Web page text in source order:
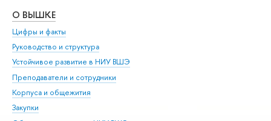
О ВЫШКЕ
Цифры и факты
Руководство и структура
Устойчивое развитие в НИУ ВШЭ
Преподаватели и сотрудники
Корпуса и общежития
Закупки